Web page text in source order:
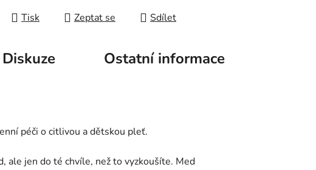
Tisk Zeptat se Sdílet
Diskuze Ostatní informace
péči o citlivou a dětskou pleť.
ale jen do té chvíle, než to vyzkoušíte. Med